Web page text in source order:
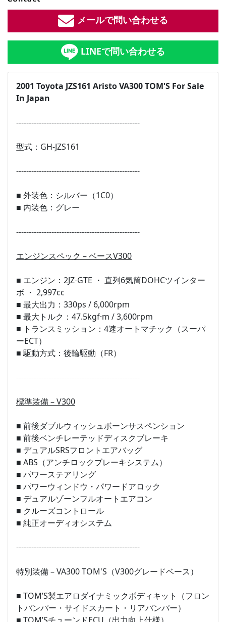
車検： 2年付
修復歴：なし
メールで問い合わせる
LINEで問い合わせる
2001 Toyota JZS161 Aristo VA300 TOM'S For Sale
In Japan
-------------------------------------------------
型式：GH-JZS161
-------------------------------------------------
■ 外装色：シルバー（1C0）
■ 内装色：グレー
-------------------------------------------------
エンジンスペック – ベースV300
■ エンジン：2JZ-GTE ・ 直列6気筒DOHCツインター
ボ ・ 2,997cc
■ 最大出力：330ps / 6,000rpm
■ 最大トルク：47.5kgf·m / 3,600rpm
■ トランスミッション：4速オートマチック（スーパ
ーECT）
■ 駆動方式：後輪駆動（FR）
-------------------------------------------------
標準装備 – V300
■ 前後ダブルウィッシュボーンサスペンション
■ 前後ベンチレーテッドディスクブレーキ
■ デュアルSRSフロントエアバッグ
■ ABS（アンチロックブレーキシステム）
■ パワーステアリング
■ パワーウィンドウ・パワードアロック
■ デュアルゾーンフルオートエアコン
■ クルーズコントロール
■ 純正オーディオシステム
-------------------------------------------------
特別装備 – VA300 TOM'S（V300グレードベース）
■ TOM’S製エアロダイナミックボディキット（フロン
トバンパー・サイドスカート・リアバンパー）